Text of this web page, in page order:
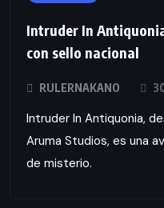
Intruder In
con sello nacional
RULERNAKANO
Intruder In Antiquonia,
Aruma Studios, es una
de misterio.